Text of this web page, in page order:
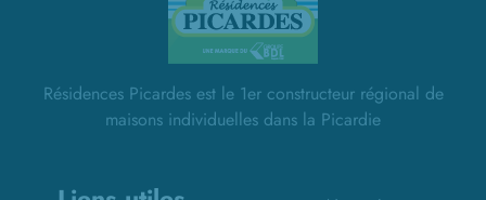
Résidences Picardes est le 1er constructeur régional de
maisons individuelles dans la Picardie